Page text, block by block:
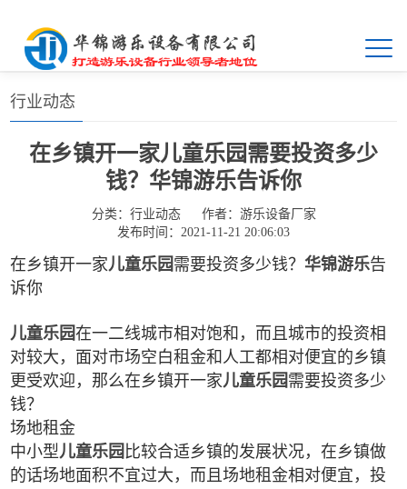
首页>>新闻中心>>行业动态
行业动态
在乡镇开一家儿童乐园需要投资多少
钱？华锦游乐告诉你
分类： 行业动态 作者： 游乐设备厂家
发布时间：2021-11-21 20:06:03
在乡镇开一家儿童乐园需要投资多少钱？华锦游乐告
诉你
儿童乐园在一二线城市相对饱和，而且城市的投资相
对较大，面对市场空白租金和人工都相对便宜的乡镇
更受欢迎，那么在乡镇开一家儿童乐园需要投资多少
钱？
场地租金
中小型儿童乐园 比较合适乡镇的发展状况，在乡镇做
的话场地面积不宜过大，而且场地租金相对便宜，投